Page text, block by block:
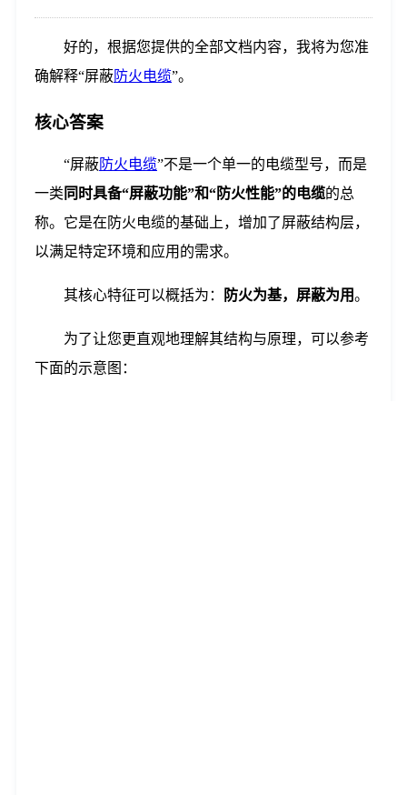
好的，根据您提供的全部文档内容，我将为您准
确解释“屏蔽防火电缆”。
核心答案
“屏蔽防火电缆”不是一个单一的电缆型号，而是
一类 同时具备“屏蔽功能”和“防火性能”的电缆的总
称。它是在防火电缆的基础上，增加了屏蔽结构层，
以满足特定环境和应用的需求。
其核心特征可以概括为： 防火为基，屏蔽为用。
为了让您更直观地理解其结构与原理，可以参考
下面的示意图：